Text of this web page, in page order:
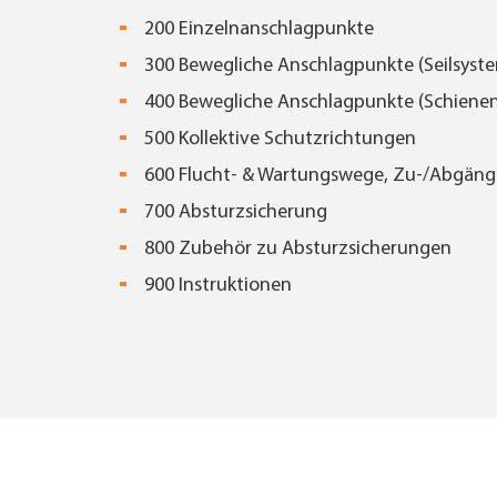
200 Einzelnanschlagpunkte
300 Bewegliche Anschlagpunkte
400 Bewegliche Anschlagpunkte
500 Kollektive Schutzrichtungen
600 Flucht- & Wartungswege, Zu-/
700 Absturzsicherung
800 Zubehör zu Absturzsicherungen
900 Instruktionen